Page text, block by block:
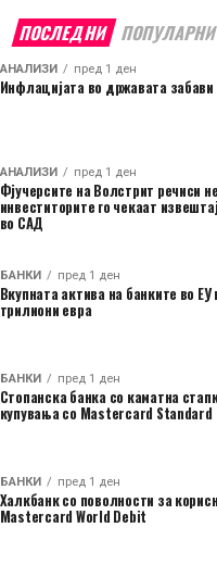
ПОСЛЕДНИ ПОПУЛАРНИ
АНАЛИЗИ пред 1 ден
Инфлацијата во државата забави
АНАЛИЗИ пред 1 ден
Фјучерсите на Волстрит речиси
инвеститорите го чекаат
во САД
БАНКИ пред 1 ден
Вкупната актива на банките во
трилиони евра
БАНКИ пред 1 ден
Стопанска банка со каматна
купувања со Mastercard Standard
БАНКИ пред 1 ден
Халкбанк со поволности за
Mastercard World Debit